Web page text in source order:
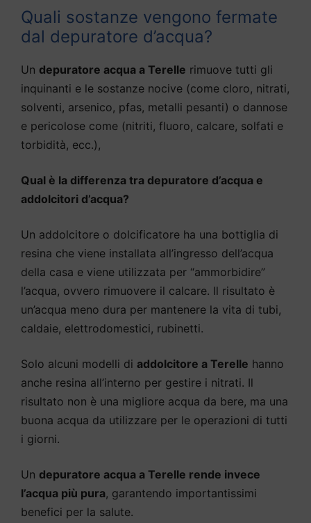
Quali sostanze vengono fermate
dal depuratore d’acqua?
Un depuratore acqua a Terelle rimuove tutti gli
inquinanti e le sostanze nocive (come cloro, nitrati,
solventi, arsenico, pfas, metalli pesanti) o dannose
e pericolose come (nitriti, fluoro, calcare, solfati e
torbidità, ecc.),
Qual è la differenza tra depuratore d’acqua e
addolcitori d’acqua?
Un addolcitore o dolcificatore ha una bottiglia di
resina che viene installata all’ingresso dell’acqua
della casa e viene utilizzata per “ammorbidire”
l’acqua, ovvero rimuovere il calcare. Il risultato è
un’acqua meno dura per mantenere la vita di tubi,
caldaie, elettrodomestici, rubinetti.
Solo alcuni modelli di addolcitore a Terelle hanno
anche resina all’interno per gestire i nitrati. Il
risultato non è una migliore acqua da bere, ma una
buona acqua da utilizzare per le operazioni di tutti
i giorni.
Un depuratore acqua a Terelle rende invece
l’acqua più pura, garantendo importantissimi
benefici per la salute.